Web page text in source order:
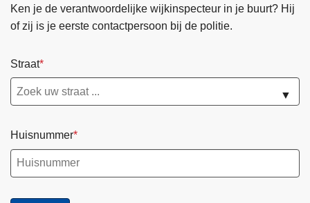
Ken je de verantwoordelijke wijkinspecteur in je buurt? Hij
of zij is je eerste contactpersoon bij de politie.
Straat
▼
Huisnummer